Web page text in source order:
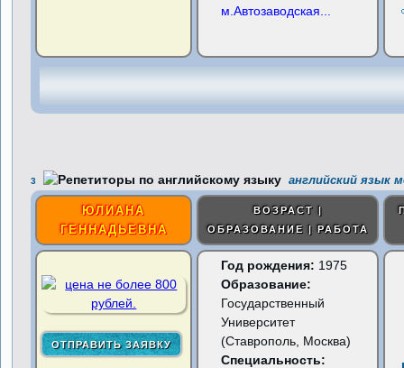
м.Автозаводская
3 английский язык
ЮЛИАНА
ГЕННАДЬЕВНА
ВОЗРАСТ |
ОБРАЗОВАНИЕ | РАБОТА
Год рождения: 1975
Образование:
Государственный
Университет
(Ставрополь, Москва)
Специальность: